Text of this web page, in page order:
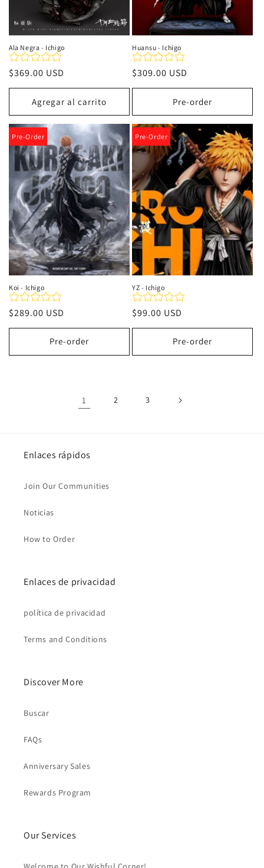
Ala Negra - Ichigo
Precio
habitual
$369.00 USD
Agregar al carrito
Huansu - Ichigo
Precio
habitual
$309.00 USD
Pre-order
Pre-Order
Koi - Ichigo
Precio
habitual
$289.00 USD
Pre-order
Pre-Order
YZ - Ichigo
Precio
habitual
$99.00 USD
Pre-order
1 2 3
Enlaces rápidos
Join Our Communities
Noticias
How to Order
Enlaces de privacidad
política de privacidad
Terms and Conditions
Discover More
Buscar
FAQs
Anniversary Sales
Rewards Program
Our Services